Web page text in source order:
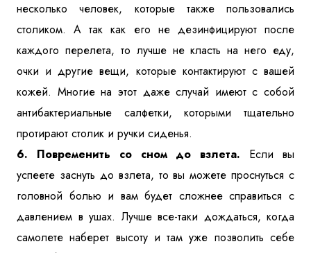
несколько человек, которые также пользовались
столиком. А так как его не дезинфицируют после
каждого перелета, то лучше не класть на него еду,
очки и другие вещи, которые контактируют с вашей
кожей. Многие на этот даже случай имеют с собой
антибактериальные салфетки, которыми тщательно
протирают столик и ручки сиденья.
6. Повременить со сном до взлета. Если вы
успеете заснуть до взлета, то вы можете проснуться с
головной болью и вам будет сложнее справиться с
давлением в ушах. Лучше все-таки дождаться, когда
самолете наберет высоту и там уже позволить себе